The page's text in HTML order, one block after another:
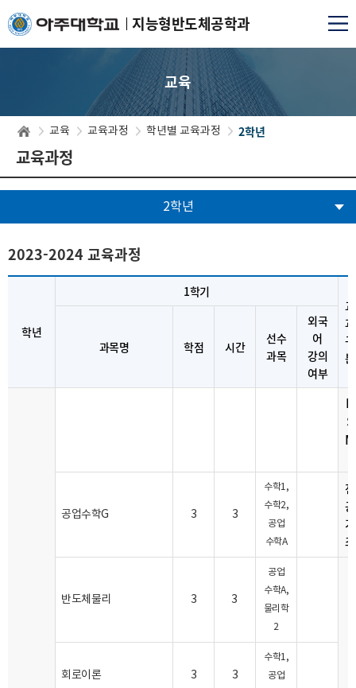
지능형반도체공학과
교육
교육 교육과정 학년별 교육과정 2학년
교육과정
2학년
2023-2024 교육과정
학년
1학기
교
과
구
분
과목명 학점 시간
선수
과목
외국
어
강의
여부
B
S
M
공업수학G 3 3
수학1,
수학2,
공업
수학A
전
공
기
초
반도체물리 3 3
공업
수학A,
물리학
2
회로이론 3 3
수학1,
공업